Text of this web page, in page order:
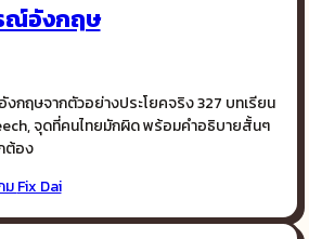
ณ์อังกฤษ
กฤษจากตัวอย่างประโยคจริง 327 บทเรียน
จุดที่คนไทยมักผิด พร้อมคำอธิบายสั้นๆ
ต้อง
มFix Dai